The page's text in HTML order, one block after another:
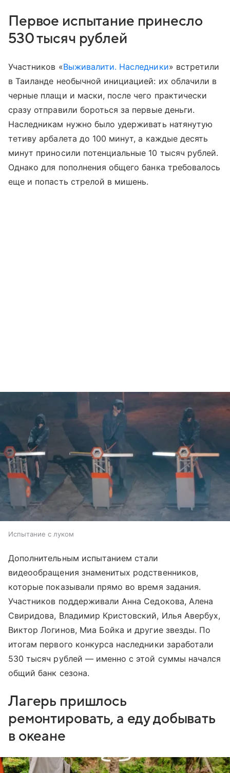
Первое испытание принесло
530 тысяч рублей
Участников «Выживалити. Наследники» встретили
в Таиланде необычной инициацией: их облачили в
черные плащи и маски, после чего практически
сразу отправили бороться за первые деньги.
Наследникам нужно было удерживать натянутую
тетиву арбалета до 100 минут, а каждые десять
минут приносили потенциальные 10 тысяч рублей.
Однако для пополнения общего банка требовалось
еще и попасть стрелой в мишень.
Испытание с луком
Дополнительным испытанием стали
видеообращения знаменитых родственников,
которые показывали прямо во время задания.
Участников поддерживали Анна Седокова, Алена
Свиридова, Владимир Кристовский, Илья Авербух,
Виктор Логинов, Миа Бойка и другие звезды. По
итогам первого конкурса наследники заработали
530 тысяч рублей — именно с этой суммы начался
общий банк сезона.
Лагерь пришлось
ремонтировать, а еду добывать
в океане